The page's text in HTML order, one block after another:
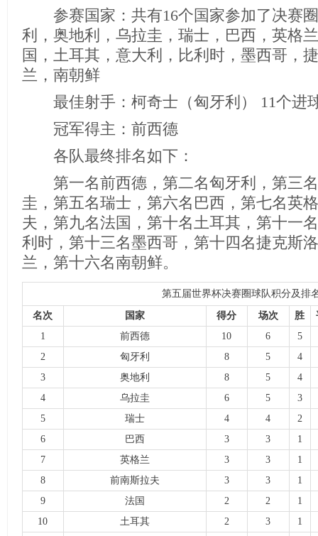
参赛国家：共有16个国家参加了决赛圈
利，奥地利，乌拉圭，瑞士，巴西，英格
国，土耳其，意大利，比利时，墨西哥，
兰，南朝鲜
最佳射手：柯奇士（匈牙利） 11个进
冠军得主：前西德
各队最终排名如下：
第一名前西德，第二名匈牙利，第三名
圭，第五名瑞士，第六名巴西，第七名英
夫，第九名法国，第十名土耳其，第十一
利时，第十三名墨西哥，第十四名捷克斯
兰，第十六名南朝鲜。
第五届世界杯决赛圈球队积分及排
名次 国家 得分 场次 胜
1
前西德 10 6
5
2
匈牙利 8 5
4
3
奥地利 8 5
4
4
乌拉圭 6 5
3
5
瑞士 4 4
2
6
巴西 3 3
1
7
英格兰 3 3
1
8
前南斯拉夫 3 3
1
9
法国 2 2
1
10
土耳其 2 3
1